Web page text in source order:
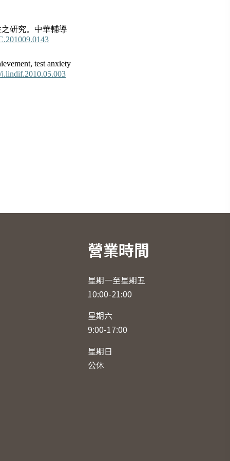
研究。中華輔導
test anxiety
營業時間
星期一至星期五
10:00-21:00
星期六
9:00-17:00
星期日
公休